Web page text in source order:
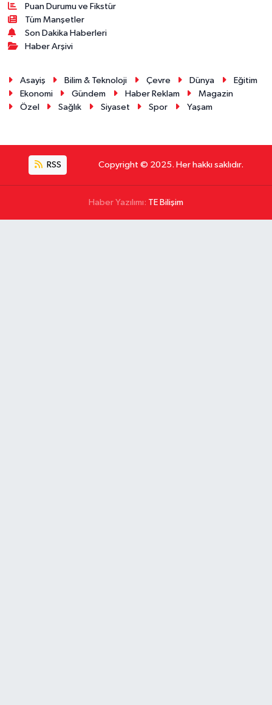
Puan Durumu ve Fikstür
Tüm Manşetler
Son Dakika Haberleri
Haber Arşivi
Asayiş Bilim & Teknoloji Çevre Dünya
Eğitim
Ekonomi
Gündem Haber Reklam
Magazin
Özel
Sağlık Siyaset Spor Yaşam
RSS Copyright © 2025. Her hakkı saklıdır.
Haber Yazılımı: TE Bilişim